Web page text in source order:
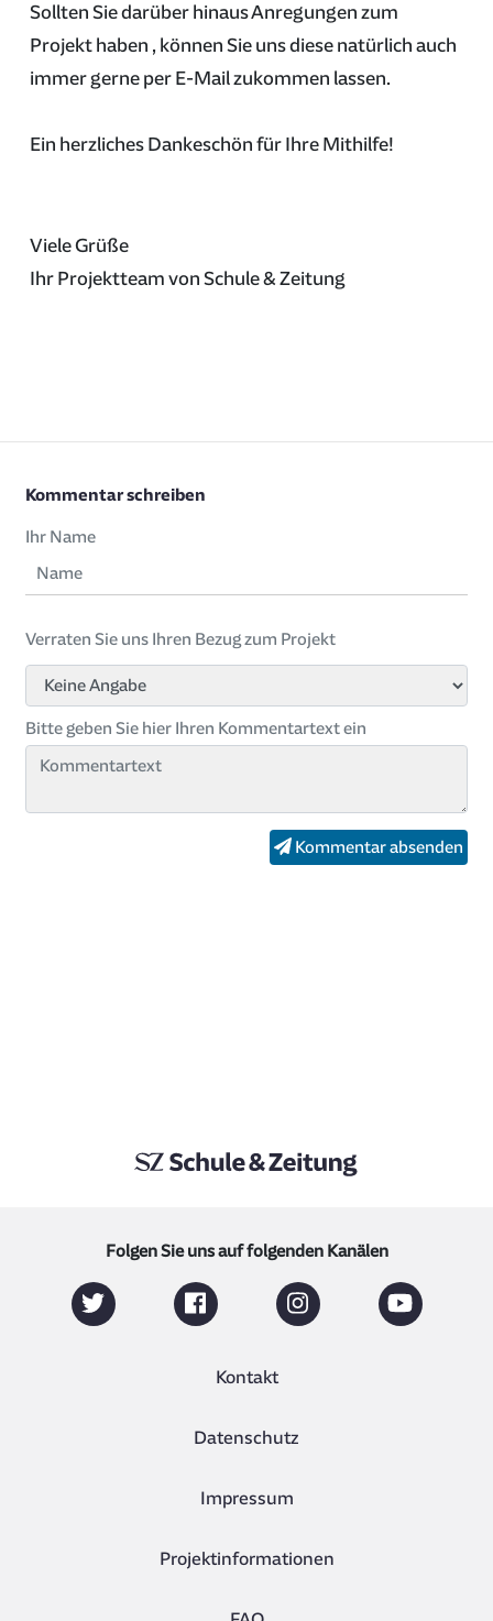
Sollten Sie darüber hinaus Anregungen zum
Projekt haben , können Sie uns diese natürlich auch
immer gerne per E-Mail zukommen lassen.
Ein herzliches Dankeschön für Ihre Mithilfe!
Viele Grüße
Ihr Projektteam von Schule & Zeitung
Kommentar schreiben
Ihr Name
Verraten Sie uns Ihren Bezug zum Projekt
Bitte geben Sie hier Ihren Kommentartext ein
Kommentar absenden
Folgen Sie uns auf folgenden Kanälen
Kontakt
Datenschutz
Impressum
Projektinformationen